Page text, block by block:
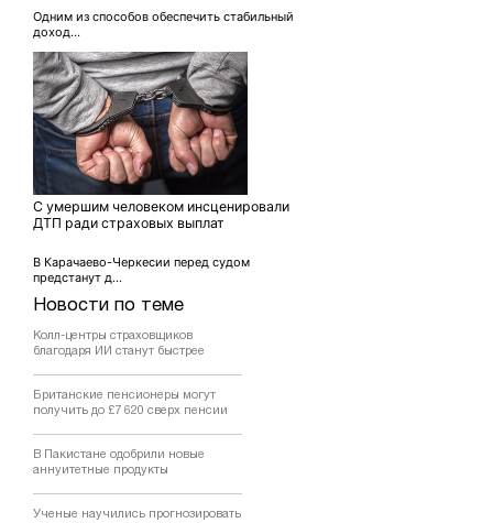
Новости по теме
Колл-центры страховщиков
благодаря ИИ станут быстрее
Британские пенсионеры могут
получить до £7 620 сверх пенсии
В Пакистане одобрили новые
аннуитетные продукты
Ученые научились прогнозировать
Одним из способов обеспечить стабильный
доход...
С умершим человеком инсценировали
ДТП ради страховых выплат
В Карачаево-Черкесии перед судом
предстанут д...